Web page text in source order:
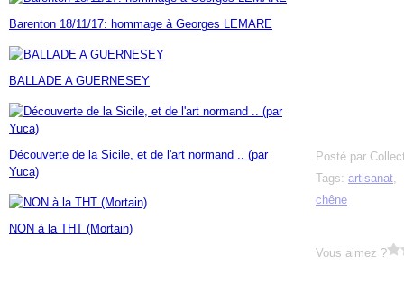
Janvier(7)
Février(9)
Janvier(18)
Mars(60)
Février(24)
Janvier(23)
Avril(14)
Mars (17)
Février(46)
Janvier (35)
Barenton 18/11/17: hommage à Georges LEMARE
BALLADE A GUERNESEY
Découverte de la Sicile, et de l'art normand .. (par
Yuca)
NON à la THT (Mortain)
Posté par
Tags: artisanat,
chêne
Vous aimez ?